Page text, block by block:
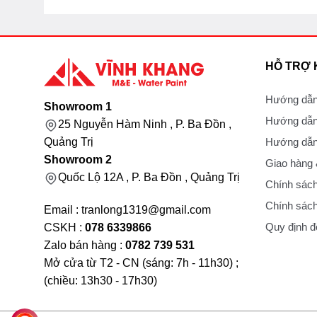
Showroom 1
25 Nguyễn Hàm Ninh , P. Ba Đồn ,
Quảng Trị
Showroom 2
Quốc Lộ 12A , P. Ba Đồn , Quảng Trị
Email : tranlong1319@gmail.com
CSKH : 078 6339866
Zalo bán hàng : 0782 739 531
Mở cửa từ T2 - CN (sáng: 7h - 11h30) ;
(chiều: 13h30 - 17h30)
HỖ TRỢ
Hướng
Hướng
Hướng
Giao hàng
Chính
Chính
Quy định